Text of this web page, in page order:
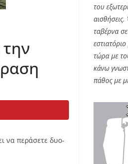
να περάσετε δυο-
του
ταβέρνα
τώρα με
κάνω
πάθος με